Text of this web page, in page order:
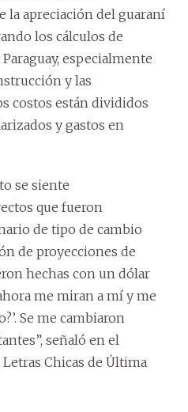
la apreciación del guaraní
los cálculos de
especialmente
y las
costos están divididos
y gastos en
se siente
que fueron
de tipo de cambio
de proyecciones de
hechas con un dólar
ahora me miran a mí y me
Se me cambiaron
señaló en el
Chicas de Última